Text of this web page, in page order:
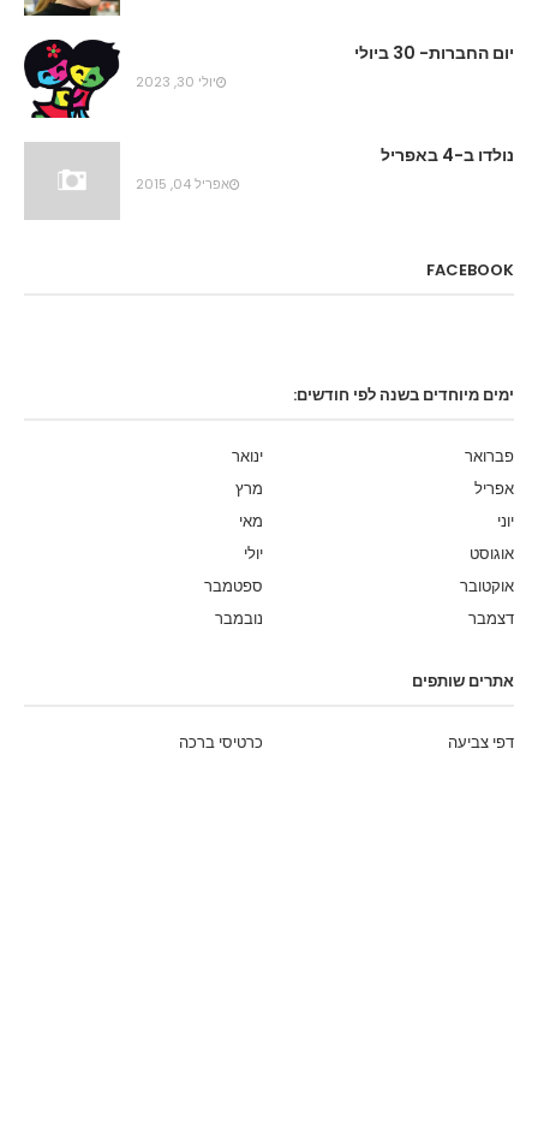
יום החברות- 30 ביולי
יולי 30, 2023
נולדו ב-4 באפריל
אפריל 04, 2015
FACEBOOK
ימים מיוחדים בשנה לפי חודשים:
ינואר
פברואר
מרץ
אפריל
מאי
יוני
יולי
אוגוסט
ספטמבר
אוקטובר
נובמבר
דצמבר
אתרים שותפים
כרטיסי ברכה דפי צביעה